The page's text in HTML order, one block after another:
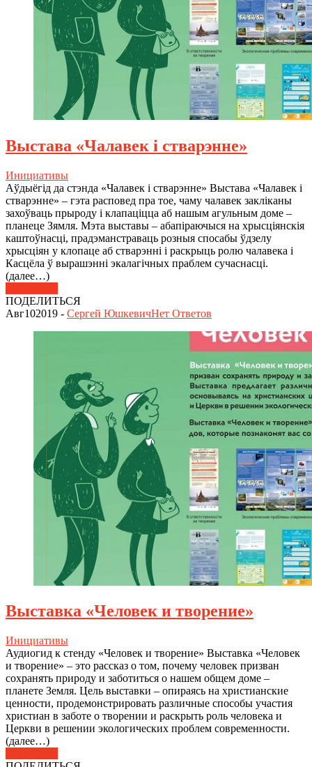
Выстава «Чалавек і стварэнне»
Инициативы
Аўдыёгід да стэнда «Чалавек і стварэнне» Выстава «Чалавек і
стварэнне» – гэта расповед пра тое, чаму чалавек закліканы
захоўваць прыроду і клапаціцца аб нашым агульным доме –
планеце Зямля. Мэта выставы – абапіраючыся на хрысціянскія
каштоўнасці, прадэманстраваць розныя спосабы ўдзелу
хрысціян у клопаце аб стварэнні і раскрыць ролю чалавека і
Касцёла ў вырашэнні экалагічных праблем сучаснасці.
(далее…)
ПОДЕЛИТЬСЯ
Авг102019 - Сергей ЮшкевичНет Ответов
Выставка «Человек и творение»
Инициативы
Аудиогид к стенду «Человек и творение» Выставка «Человек
и творение» – это рассказ о том, почему человек призван
сохранять природу и заботиться о нашем общем доме –
планете Земля. Цель выставки – опираясь на христианские
ценности, продемонстрировать различные способы участия
христиан в заботе о творении и раскрыть роль человека и
Церкви в решении экологических проблем современности.
(далее…)